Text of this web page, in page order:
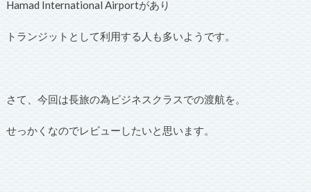
Hamad International Airportがあり
トランジットとして利用する人も多いようです。
さて、今回は長旅の為ビジネスクラスでの渡航を。
せっかくなのでレビューしたいと思います。